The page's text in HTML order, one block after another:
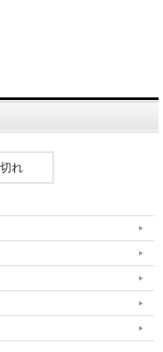
れ